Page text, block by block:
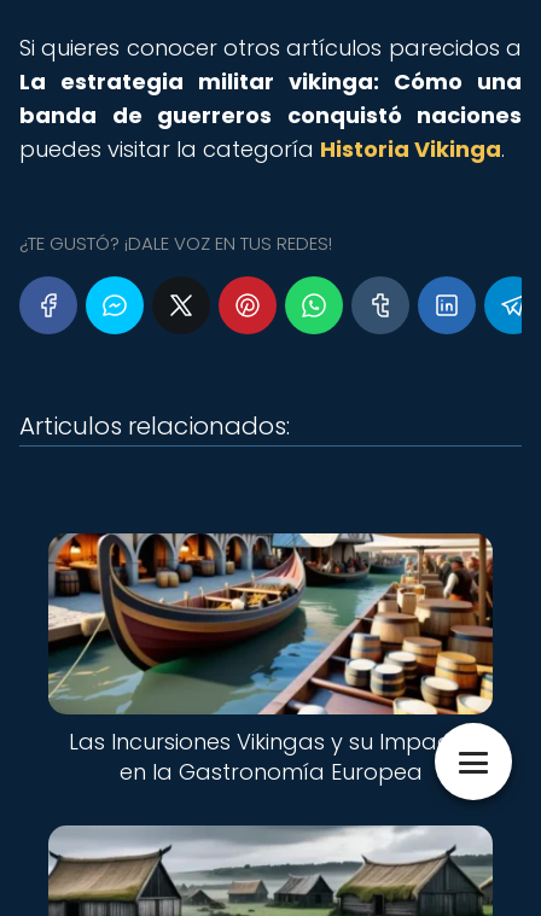
Si quieres conocer otros artículos parecidos a
La estrategia militar vikinga: Cómo una
banda de guerreros conquistó naciones
puedes visitar la categoría Historia Vikinga.
¿TE GUSTÓ? ¡DALE VOZ EN TUS REDES!
Articulos relacionados:
Las Incursiones Vikingas y su Impacto
en la Gastronomía Europea